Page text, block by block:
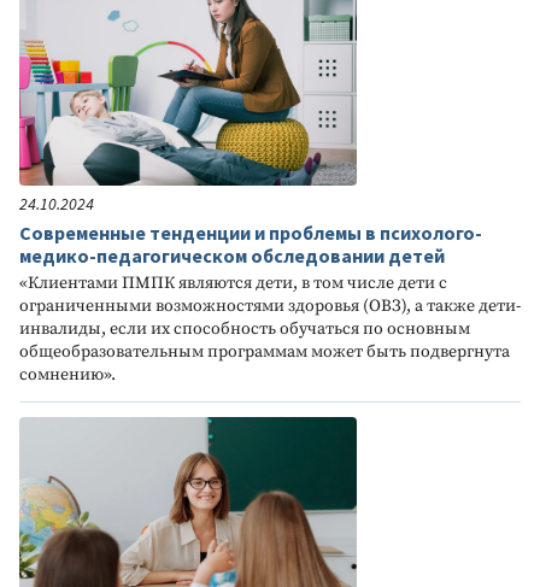
24.10.2024
Современные тенденции и проблемы в психолого-
медико-педагогическом обследовании детей
«Клиентами ПМПК являются дети, в том числе дети с
ограниченными возможностями здоровья (ОВЗ), а также дети-
инвалиды, если их способность обучаться по основным
общеобразовательным программам может быть подвергнута
сомнению».